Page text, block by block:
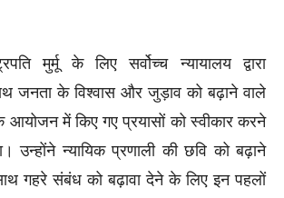
मुर्मू के लिए सर्वोच्च न्यायालय द्वारा
जनता के विश्वास और जुड़ाव को बढ़ाने वाले
आयोजन में किए गए प्रयासों को स्वीकार करने
उन्होंने न्यायिक प्रणाली की छवि को बढ़ाने
गहरे संबंध को बढ़ावा देने के लिए इन पहलों